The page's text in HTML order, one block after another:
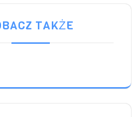
TAKŻE